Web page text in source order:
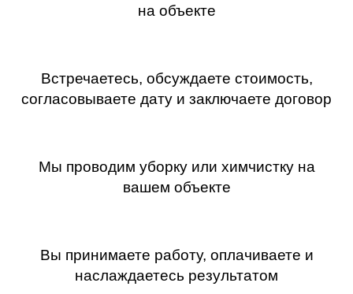
на объекте
Встречаетесь, обсуждаете стоимость,
согласовываете дату и заключаете договор
Мы проводим уборку или химчистку на
вашем объекте
Вы принимаете работу, оплачиваете и
наслаждаетесь результатом